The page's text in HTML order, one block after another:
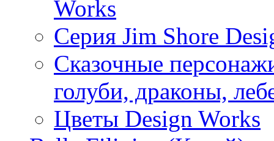
Works
Серия Jim Shore
Сказочные
голуби, драконы,
Цветы Design Works